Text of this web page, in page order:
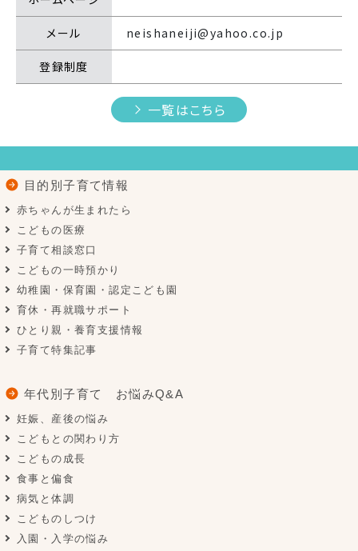
メール neishaneiji@yahoo.co.jp
登録制度
一覧はこちら
目的別子育て情報
赤ちゃんが生まれたら
こどもの医療
子育て相談窓口
こどもの一時預かり
幼稚園・保育園・認定こども園
育休・再就職サポート
ひとり親・養育支援情報
子育て特集記事
年代別子育て お悩みQ&A
妊娠、産後の悩み
こどもとの関わり方
こどもの成長
食事と偏食
病気と体調
こどものしつけ
入園・入学の悩み